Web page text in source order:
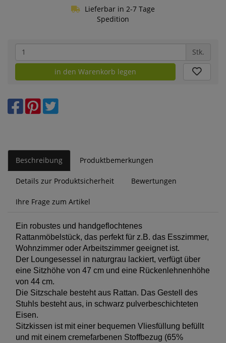
Lieferbar in 2-7 Tage
Spedition
Stk.
in den Warenkorb legen
Beschreibung Produktbemerkungen
Details zur Produktsicherheit Bewertungen
Ihre Frage zum Artikel
Ein robustes und handgeflochtenes
Rattanmöbelstück, das perfekt für z.B. das Esszimmer,
Wohnzimmer oder Arbeitszimmer geeignet ist.
Der Loungesessel in naturgrau lackiert, verfügt über
eine Sitzhöhe von 47 cm und eine Rückenlehnenhöhe
von 44 cm.
Die Sitzschale besteht aus Rattan. Das Gestell des
Stuhls besteht aus, in schwarz pulverbeschichteten
Eisen.
Sitzkissen ist mit einer bequemen Vliesfüllung befüllt
und mit einem cremefarbenen Stoffbezug (65%